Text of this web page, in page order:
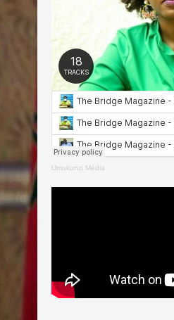
Umukunzi Média